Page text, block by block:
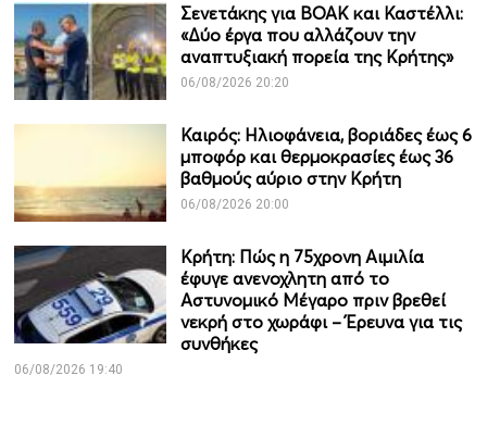
Σενετάκης για ΒΟΑΚ και Καστέλλι:
«Δύο έργα που αλλάζουν την
αναπτυξιακή πορεία της Κρήτης»
06/08/2026 20:20
Καιρός: Ηλιοφάνεια, βοριάδες έως 6
μποφόρ και θερμοκρασίες έως 36
βαθμούς αύριο στην Κρήτη
06/08/2026 20:00
Κρήτη: Πώς η 75χρονη Αιμιλία
έφυγε ανενοχλητη από το
Αστυνομικό Μέγαρο πριν βρεθεί
νεκρή στο χωράφι – Έρευνα για τις
συνθήκες
06/08/2026 19:40